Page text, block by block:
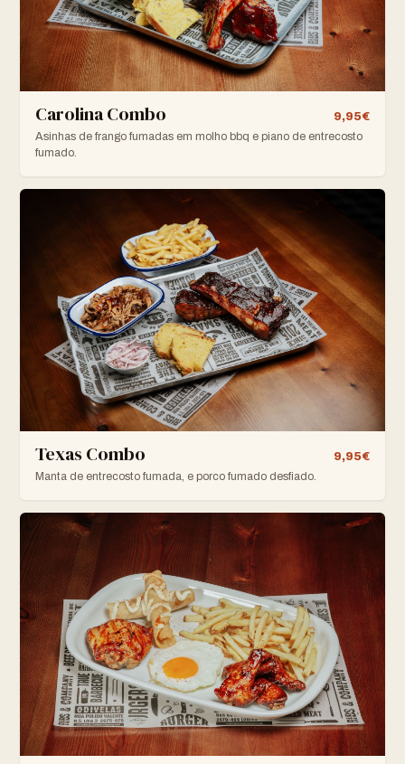
Carolina Combo
9,95€
Asinhas de frango fumadas em molho bbq e piano de entrecosto
fumado.
Texas Combo
9,95€
Manta de entrecosto fumada, e porco fumado desfiado.